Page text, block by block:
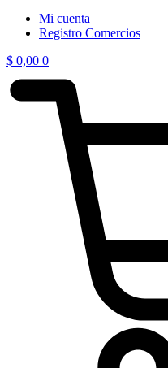
Mi cuenta
Registro Comercios
$ 0,00 0